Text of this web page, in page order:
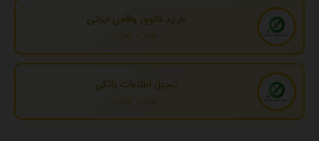
خرید فالوور واقعی ایرانی
تهران، تهران
تبدیل اطلاعات بانکی
تهران، تهران